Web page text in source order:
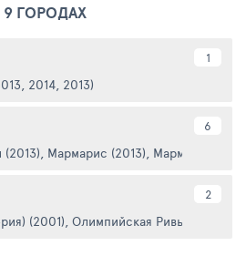
ГОРОДАХ
1
2014, 2013)
6
(2013), Мармарис (2013), Мармарис-
2
(2001), Олимпийская Ривьера (2001)